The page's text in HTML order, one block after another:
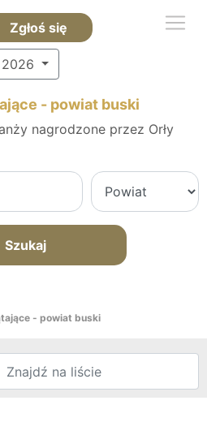
Zgłoś się
2026
- powiat buski
nagrodzone przez Orły
Szukaj
- powiat buski